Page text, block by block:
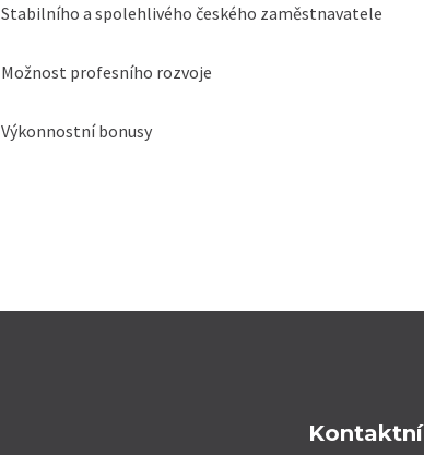
Stabilního a spolehlivého českého zaměstnavatele
Možnost profesního rozvoje
Výkonnostní bonusy